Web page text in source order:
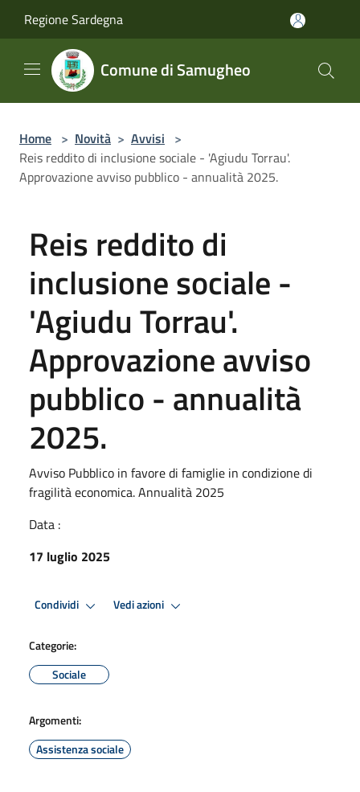
Regione Sardegna
Comune di Samugheo
Home > Novità > Avvisi >
Reis reddito di inclusione sociale - 'Agiudu Torrau'.
Approvazione avviso pubblico - annualità 2025.
Reis reddito di
inclusione sociale -
'Agiudu Torrau'.
Approvazione avviso
pubblico - annualità
2025.
Avviso Pubblico in favore di famiglie in condizione di
fragilità economica. Annualità 2025
Data :
17 luglio 2025
Condividi Vedi azioni
Categorie:
Sociale
Argomenti:
Assistenza sociale